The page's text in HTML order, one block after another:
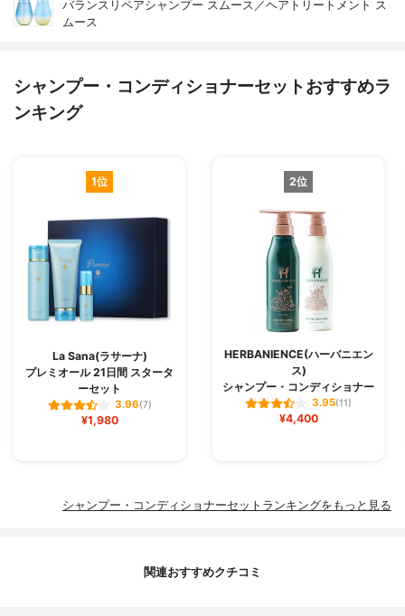
バランスリペアシャンプー スムース／ヘアトリートメント ス
ムース
シャンプー・コンディショナーセットおすすめラ
ンキング
1位
La Sana(ラサーナ)
プレミオール 21日間 スタータ
ーセット
3.96(7)
¥1,980
2位
HERBANIENCE(ハーバニエン
ス)
シャンプー・コンディショナー
3.95(11)
¥4,400
シャンプー・コンディショナーセットランキングをもっと見る
関連おすすめクチコミ